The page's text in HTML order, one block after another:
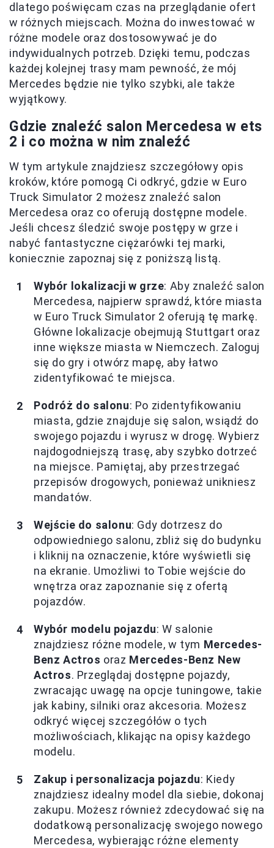
dlatego poświęcam czas na przeglądanie ofert
w różnych miejscach. Można do inwestować w
różne modele oraz dostosowywać je do
indywidualnych potrzeb. Dzięki temu, podczas
każdej kolejnej trasy mam pewność, że mój
Mercedes będzie nie tylko szybki, ale także
wyjątkowy.
Gdzie znaleźć salon Mercedesa w ets
2 i co można w nim znaleźć
W tym artykule znajdziesz szczegółowy opis
kroków, które pomogą Ci odkryć, gdzie w Euro
Truck Simulator 2 możesz znaleźć salon
Mercedesa oraz co oferują dostępne modele.
Jeśli chcesz śledzić swoje postępy w grze i
nabyć fantastyczne ciężarówki tej marki,
koniecznie zapoznaj się z poniższą listą.
Wybór lokalizacji w grze: Aby znaleźć salon
Mercedesa, najpierw sprawdź, które miasta
w Euro Truck Simulator 2 oferują tę markę.
Główne lokalizacje obejmują Stuttgart oraz
inne większe miasta w Niemczech. Zaloguj
się do gry i otwórz mapę, aby łatwo
zidentyfikować te miejsca.
Podróż do salonu: Po zidentyfikowaniu
miasta, gdzie znajduje się salon, wsiądź do
swojego pojazdu i wyrusz w drogę. Wybierz
najdogodniejszą trasę, aby szybko dotrzeć
na miejsce. Pamiętaj, aby przestrzegać
przepisów drogowych, ponieważ unikniesz
mandatów.
Wejście do salonu: Gdy dotrzesz do
odpowiedniego salonu, zbliż się do budynku
i kliknij na oznaczenie, które wyświetli się
na ekranie. Umożliwi to Tobie wejście do
wnętrza oraz zapoznanie się z ofertą
pojazdów.
Wybór modelu pojazdu: W salonie
znajdziesz różne modele, w tym Mercedes-
Benz Actros oraz Mercedes-Benz New
Actros. Przeglądaj dostępne pojazdy,
zwracając uwagę na opcje tuningowe, takie
jak kabiny, silniki oraz akcesoria. Możesz
odkryć więcej szczegółów o tych
możliwościach, klikając na opisy każdego
modelu.
Zakup i personalizacja pojazdu: Kiedy
znajdziesz idealny model dla siebie, dokonaj
zakupu. Możesz również zdecydować się na
dodatkową personalizację swojego nowego
Mercedesa, wybierając różne elementy